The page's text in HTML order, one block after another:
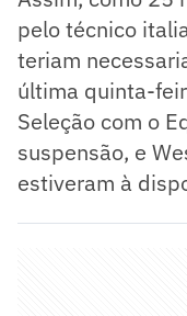
pelo técnico
teriam
última quinta-
Seleção com o
suspensão, e
estiveram à